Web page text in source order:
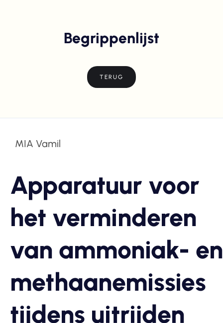
Begrippenlijst
TERUG
MIA Vamil
Apparatuur voor
het verminderen
van ammoniak- en
methaanemissies
tijdens uitrijden